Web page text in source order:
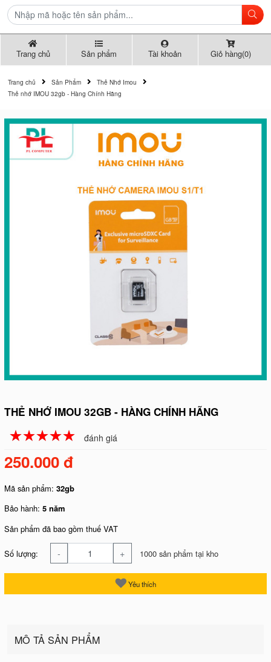
Trang chủ Sản phẩm Tài khoản Giỏ hàng(0)
Trang chủ Sản Phẩm
Thẻ Nhớ Imou
Thẻ nhớ IMOU 32gb - Hàng Chính Hãng
THẺ NHỚ IMOU 32GB - HÀNG CHÍNH HÃNG
☆☆☆☆☆
★★★★★ đánh giá
250.000 đ
Mã sản phẩm:32gb
Bảo hành:5 năm
Sản phẩm đã bao gồm thuế VAT
Số lượng: - + 1000 sản phẩm tại kho
Yêu thích
MÔ TẢ SẢN PHẨM